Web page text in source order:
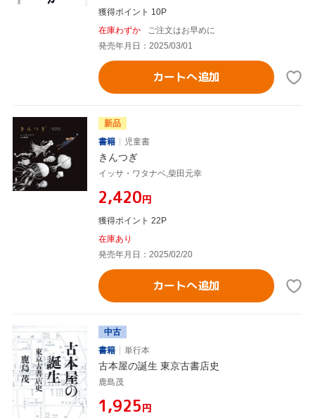
獲得ポイント 10P
在庫わずか
ご注文はお早めに
発売年月日：2025/03/01
カートへ追加
新品
書籍
児童書
きんつぎ
イッサ・ワタナベ,柴田元幸
¥2,420円
獲得ポイント 22P
在庫あり
発売年月日：2025/02/20
カートへ追加
中古
書籍
単行本
古本屋の誕生 東京古書店史
鹿島茂
¥1,925円